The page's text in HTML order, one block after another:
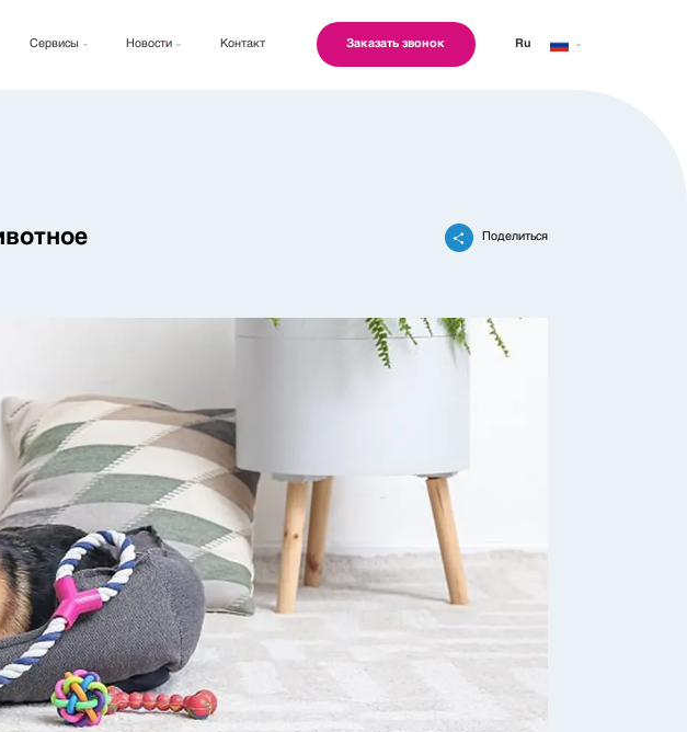
Сервисы Новости Контакт Заказать звонок Ru
Поделиться